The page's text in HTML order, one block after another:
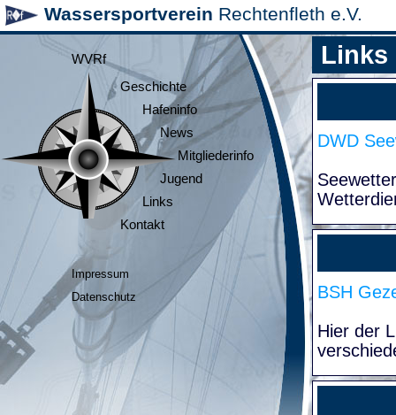
Wassersportverein Rechtenfleth e.V.
WVRf
Geschichte
Hafeninfo
News
Mitgliederinfo
Jugend
Links
Kontakt
Impressum
Datenschutz
Links
DWD
BSH
Hier der